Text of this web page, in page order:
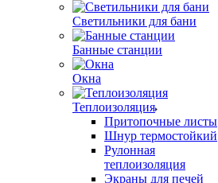
Светильники для бани
Банные станции
Окна
Теплоизоляция
Притопочные листы
Шнур термостойкий
Рулонная
теплоизоляция
Экраны для печей